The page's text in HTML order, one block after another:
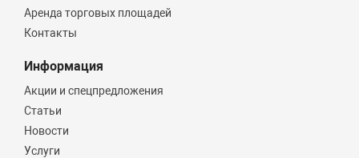
Аренда торговых площадей
Контакты
Информация
Акции и спецпредложения
Статьи
Новости
Услуги